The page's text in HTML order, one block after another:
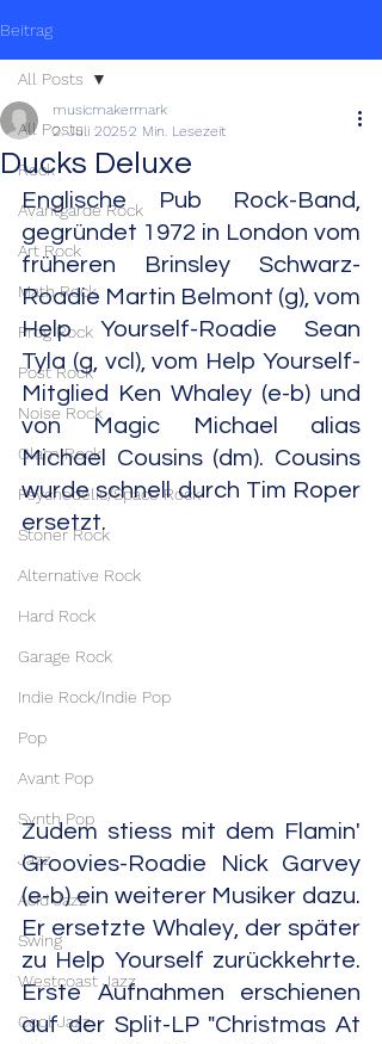
Beitrag
All Posts
Rock
Avantgarde Rock
Art Rock
Math Rock
Prog Rock
Post Rock
Noise Rock
Glam Rock
Psychedelic/Space Rock
Stoner Rock
Alternative Rock
Hard Rock
Garage Rock
Indie Rock/Indie Pop
Pop
Avant Pop
Synth Pop
Jazz
Acid Jazz
Swing
Westcoast Jazz
Cool Jazz
All Posts
Ducks Deluxe
musicmakermark
2. Juli 20252 Min. Lesezeit
Englische Pub Rock-Band,
gegründet 1972 in London vom
früheren Brinsley Schwarz-
Roadie Martin Belmont (g), vom
Help Yourself-Roadie Sean
Tyla (g, vcl), vom Help Yourself-
Mitglied Ken Whaley (e-b) und
von Magic Michael alias
Michael Cousins (dm). Cousins
wurde schnell durch Tim Roper
ersetzt.
Zudem stiess mit dem Flamin'
Groovies-Roadie Nick Garvey
(e-b) ein weiterer Musiker dazu.
Er ersetzte Whaley, der später
zu Help Yourself zurückkehrte.
Erste Aufnahmen erschienen
auf der Split-LP "Christmas At